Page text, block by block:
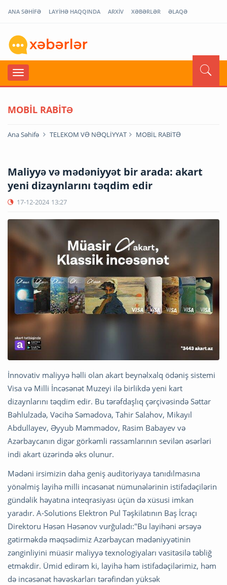
ANA SƏHİFƏ LAYİHƏ HAQQINDA ARXİV XƏBƏRLƏR ƏLAQƏ
MOBİL RABİTƏ
Ana Səhifə TELEKOM VƏ NƏQLİYYAT MOBİL RABİTƏ
Maliyyə və mədəniyyət bir arada: akart
yeni dizaynlarını təqdim edir
17-12-2024 13:27
İnnovativ maliyyə həlli olan akart beynəlxalq ödəniş sistemi
Visa və Milli İncəsənət Muzeyi ilə birlikdə yeni kart
dizaynlarını təqdim edir. Bu tərəfdaşlıq çərçivəsində Səttar
Bəhlulzadə, Vəcihə Səmədova, Tahir Salahov, Mikayıl
Abdullayev, Əyyub Məmmədov, Rasim Babayev və
Azərbaycanın digər görkəmli rəssamlarının sevilən əsərləri
indi akart üzərində əks olunur.
Mədəni irsimizin daha geniş auditoriyaya tanıdılmasına
yönəlmiş layihə milli incəsənət nümunələrinin istifadəçilərin
gündəlik həyatına inteqrasiyası üçün də xüsusi imkan
yaradır. A-Solutions Elektron Pul Təşkilatının Baş İcraçı
Direktoru Həsən Həsənov vurğuladı:"Bu layihəni ərsəyə
gətirməkdə məqsədimiz Azərbaycan mədəniyyətinin
zənginliyini müasir maliyyə texnologiyaları vasitəsilə təbliğ
etməkdir. Ümid edirəm ki, layihə həm istifadəçilərimiz, həm
də incəsənət həvəskarları tərəfindən yüksək